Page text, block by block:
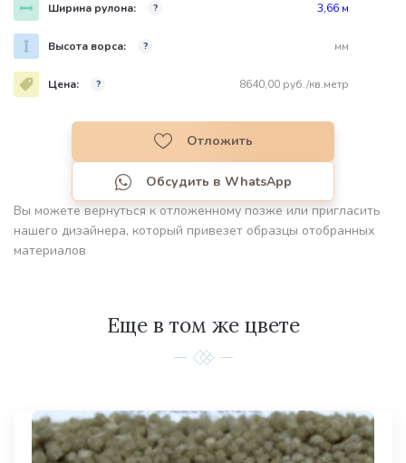
Ширина рулона: ? 3,66 м
Высота ворса: ? мм
Цена: ? 8640,00 руб./кв.метр
Отложить
Обсудить в WhatsApp
Вы можете вернуться к отложенному позже или пригласить
нашего дизайнера, который привезет образцы отобранных
материалов
Еще в том же цвете